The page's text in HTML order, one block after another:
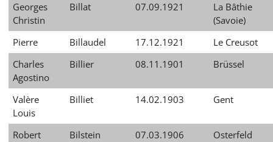
Georges
Christin
Billat 07.09.1921
La Bâthie
(Savoie)
Pierre
Billaudel 17.12.1921
Le Creusot
Charles
Agostino
Billier 08.11.1901 Brüssel
Valère
Louis
Billiet 14.02.1903 Gent
Robert Bilstein 07.03.1906 Osterfeld